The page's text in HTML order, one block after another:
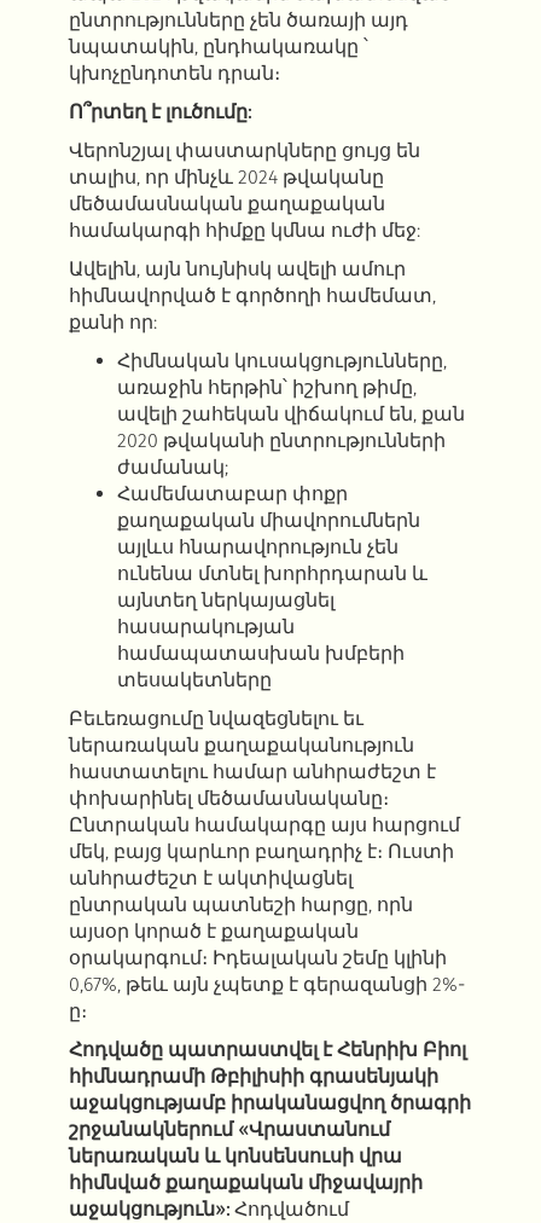
ընտրությունները չեն ծառայի այդ
նպատակին, ընդհակառակը ՝
կխոչընդոտեն դրան։
Ո՞րտեղ է լուծումը:
Վերոնշյալ փաստարկները ցույց են
տալիս, որ մինչև 2024 թվականը
մեծամասնական քաղաքական
համակարգի հիմքը կմնա ուժի մեջ:
Ավելին, այն նույնիսկ ավելի ամուր
հիմնավորված է գործողի համեմատ,
քանի որ:
Հիմնական կուսակցությունները,
առաջին հերթին՝ իշխող թիմը,
ավելի շահեկան վիճակում են, քան
2020 թվականի ընտրությունների
ժամանակ;
Համեմատաբար փոքր
քաղաքական միավորումներն
այլևս հնարավորություն չեն
ունենա մտնել խորհրդարան և
այնտեղ ներկայացնել
հասարակության
համապատասխան խմբերի
տեսակետները
Բեւեռացումը նվազեցնելու եւ
ներառական քաղաքականություն
հաստատելու համար անհրաժեշտ է
փոխարինել մեծամասնականը։
Ընտրական համակարգը այս հարցում
մեկ, բայց կարևոր բաղադրիչ է։ Ուստի
անհրաժեշտ է ակտիվացնել
ընտրական պատնեշի հարցը, որն
այսօր կորած է քաղաքական
օրակարգում։ Իդեալական շեմը կլինի
0,67%, թեև այն չպետք է գերազանցի 2%-
ը։
Հոդվածը պատրաստվել է Հենրիխ Բիոլ
հիմնադրամի Թբիլիսիի գրասենյակի
աջակցությամբ իրականացվող ծրագրի
շրջանակներում «Վրաստանում
ներառական և կոնսենսուսի վրա
հիմնված քաղաքական միջավայրի
աջակցություն»:Հոդվածում